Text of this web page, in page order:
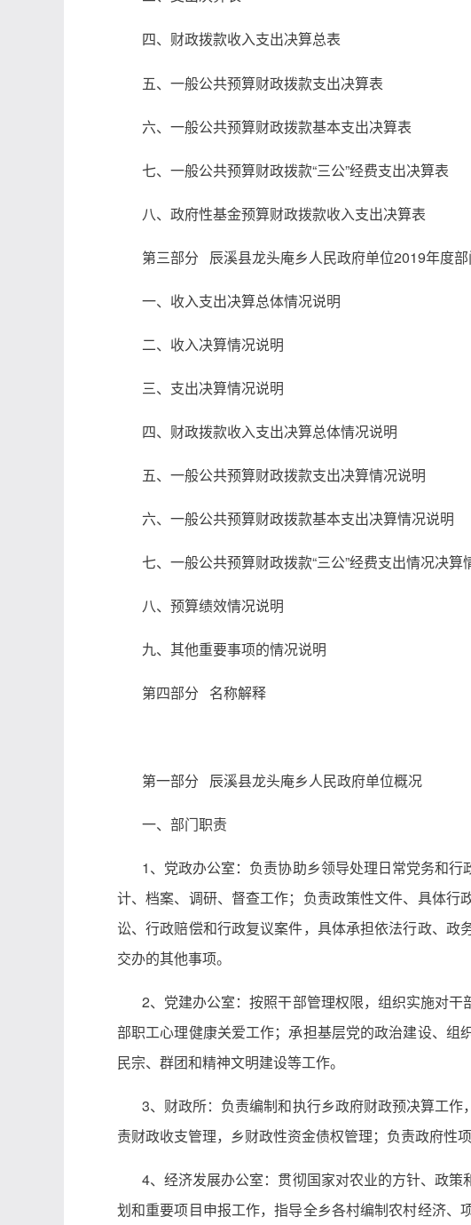
四、财政拨款收入支出决算总表
五、一般公共预算财政拨款支出决算表
六、一般公共预算财政拨款基本支出决算表
七、一般公共预算财政拨款“三公”经费支出决算表
八、政府性基金预算财政拨款收入支出决算表
第三部分 辰溪县龙头庵乡人民政府单位2019年度
一、收入支出决算总体情况说明
二、收入决算情况说明
三、支出决算情况说明
四、财政拨款收入支出决算总体情况说明
五、一般公共预算财政拨款支出决算情况说明
六、一般公共预算财政拨款基本支出决算情况说明
七、一般公共预算财政拨款“三公”经费支出情况决算
八、预算绩效情况说明
九、其他重要事项的情况说明
第四部分 名称解释
第一部分 辰溪县龙头庵乡人民政府单位概况
一、 部门职责
1、党政办公室：负责协助乡领导处理日常党务和
计、档案、调研、督查工作；负责政策性文件、具体
讼、行政赔偿和行政复议案件，具体承担依法行政、
交办的其他事项。
2、党建办公室：按照干部管理权限，组织实施对
部职工心理健康关爱工作；承担基层党的政治建设、组
民宗、群团和精神文明建设等工作。
3、财政所：负责编制和执行乡政府财政预决算工
责财政收支管理，乡财政性资金债权管理；负责政府性
4、经济发展办公室：贯彻国家对农业的方针、政
划和重要项目申报工作，指导全乡各村编制农村经济